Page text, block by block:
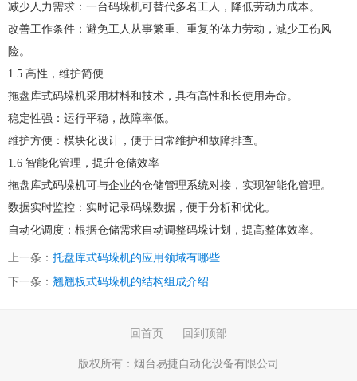
减少人力需求：一台码垛机可替代多名工人，降低劳动力成本。
改善工作条件：避免工人从事繁重、重复的体力劳动，减少工伤风
险。
1.5 高性，维护简便
拖盘库式码垛机采用材料和技术，具有高性和长使用寿命。
稳定性强：运行平稳，故障率低。
维护方便：模块化设计，便于日常维护和故障排查。
1.6 智能化管理，提升仓储效率
拖盘库式码垛机可与企业的仓储管理系统对接，实现智能化管理。
数据实时监控：实时记录码垛数据，便于分析和优化。
自动化调度：根据仓储需求自动调整码垛计划，提高整体效率。
上一条： 托盘库式码垛机的应用领域有哪些
下一条： 翘翘板式码垛机的结构组成介绍
回首页 回到顶部
版权所有： 烟台易捷自动化设备有限公司